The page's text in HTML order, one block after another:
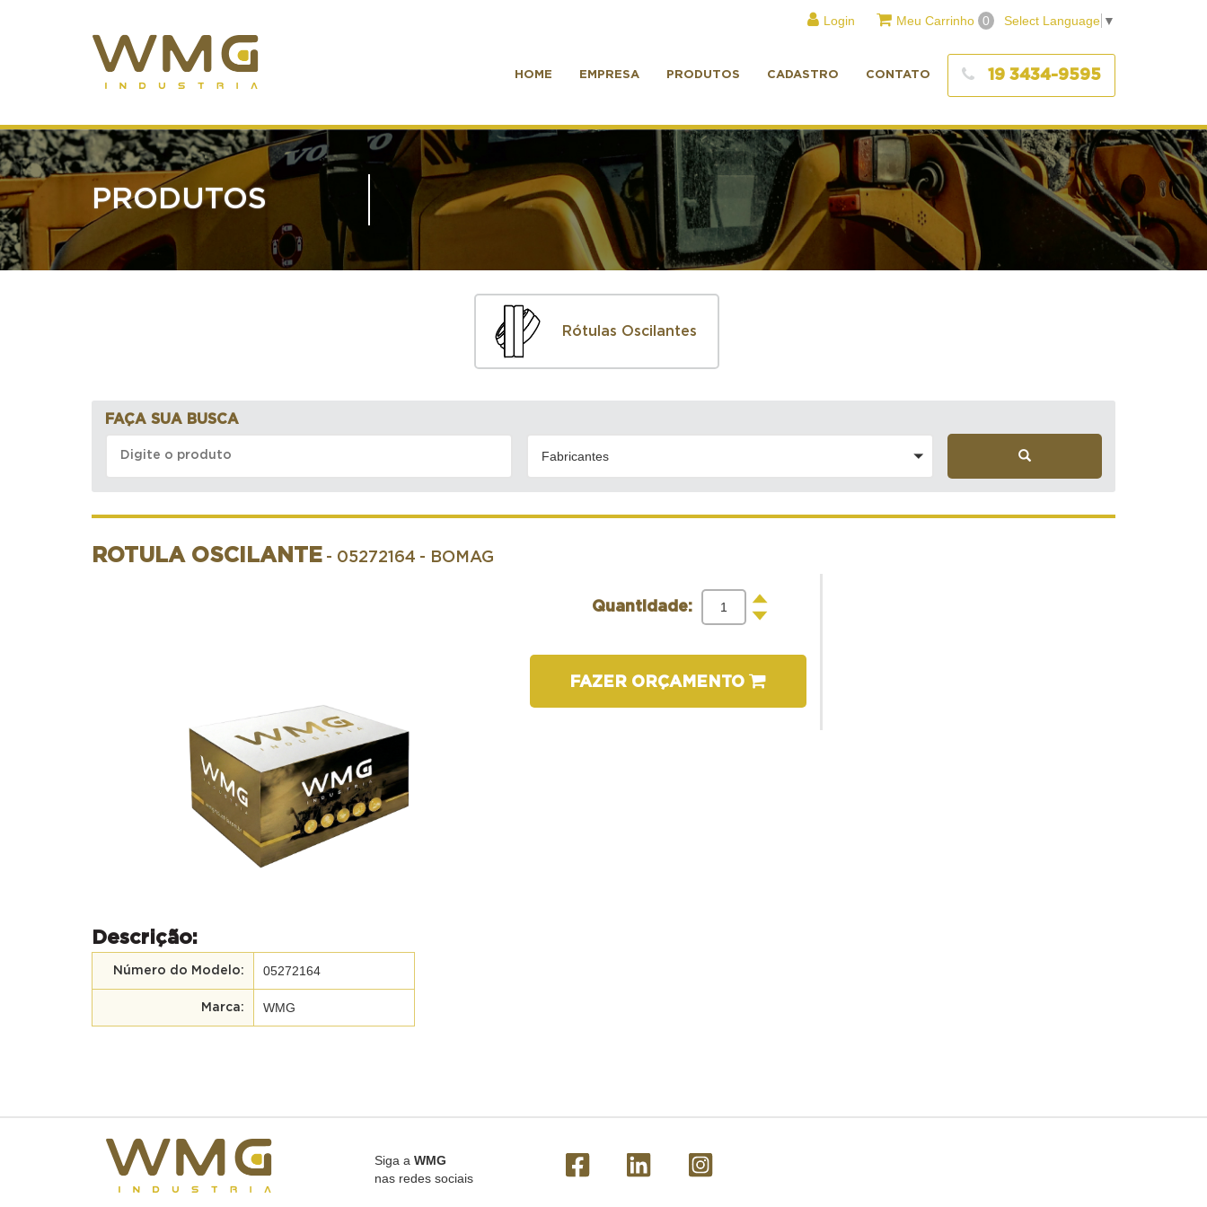
Login Meu Carrinho 0 Select Language ▼
HOME EMPRESA PRODUTOS CADASTRO CONTATO 19 3434-9595
PRODUTOS
Rótulas Oscilantes
FAÇA SUA BUSCA
Fabricantes
ROTULA OSCILANTE - 05272164 - BOMAG
Quantidade:
+
-
FAZER ORÇAMENTO
Descrição:
Número do Modelo: 05272164
Marca: WMG
Siga a WMG
nas redes sociais